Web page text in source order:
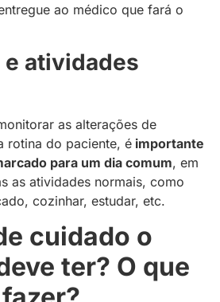
ao médico que fará o
e atividades
as alterações de
rotina do paciente, é importante
para um dia comum, em
as atividades normais, como
cozinhar, estudar, etc.
cuidado o
ter? O que